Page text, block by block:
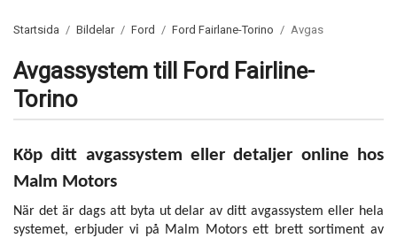
Startsida / Bildelar / Ford / Ford Fairlane-Torino / Avgas
Avgassystem till Ford Fairline-
Torino
Köp ditt avgassystem eller detaljer online hos
Malm Motors
När det är dags att byta ut delar av ditt avgassystem eller hela
systemet, erbjuder vi på Malm Motors ett brett sortiment av